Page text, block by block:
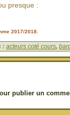
presque :
2017/2018.
: acteurs coté cours,
publier un